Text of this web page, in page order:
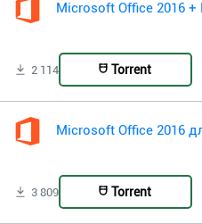
Microsoft Office 2016 +
2 114 Torrent
Microsoft Office 2016
3 809 Torrent